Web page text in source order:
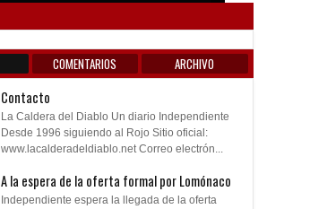
COMENTARIOS ARCHIVO
Contacto
La Caldera del Diablo Un diario Independiente
Desde 1996 siguiendo al Rojo Sitio oficial:
www.lacalderadeldiablo.net Correo electrón...
A la espera de la oferta formal por Lomónaco
Independiente espera la llegada de la oferta